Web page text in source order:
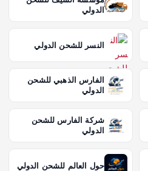
الدولي
النسر للشحن الدولي
الفارس الذهبي للشحن
الدولي
شركة الفارس للشحن
الدولي
حول العالم للشحن الدولي